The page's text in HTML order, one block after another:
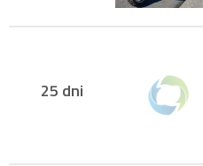
25 dni